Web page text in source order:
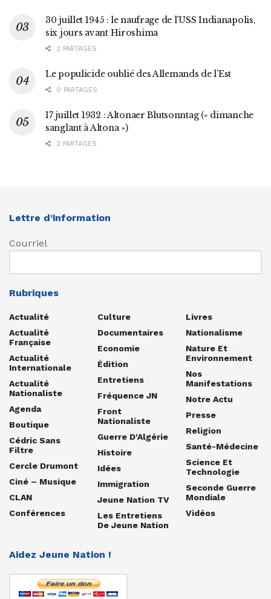
30 juillet 1945 : le naufrage de l’USS Indianapolis,
six jours avant Hiroshima
2 PARTAGES
Le populicide oublié des Allemands de l’Est
0 PARTAGES
17 juillet 1932 : Altonaer Blutsonntag (« dimanche
sanglant à Altona »)
2 PARTAGES
Lettre d’information
Courriel
Rubriques
Actualité
Actualité
Française
Actualité
Internationale
Actualité
Nationaliste
Agenda
Boutique
Cédric Sans
Filtre
Cercle Drumont
Ciné – Musique
CLAN
Conférences
Culture
Documentaires
Economie
Édition
Entretiens
Fréquence JN
Front
Nationaliste
Guerre D'Algérie
Histoire
Idées
Immigration
Jeune Nation TV
Les Entretiens
De Jeune Nation
Livres
Nationalisme
Nature Et
Environnement
Nos
Manifestations
Notre Actu
Presse
Religion
Santé-Médecine
Science Et
Technologie
Seconde Guerre
Mondiale
Vidéos
Aidez Jeune Nation !